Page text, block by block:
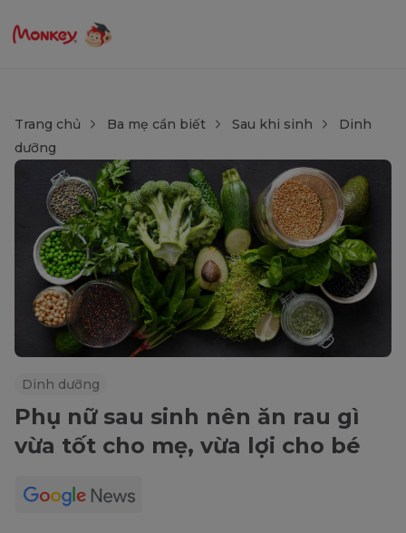
Trang chủ Ba mẹ cần biết Sau khi sinh
Dinh
dưỡng
Dinh dưỡng
Phụ nữ sau sinh nên ăn rau gì
vừa tốt cho mẹ, vừa lợi cho bé